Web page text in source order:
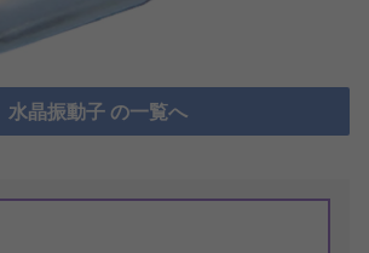
水晶振動子 の一覧へ